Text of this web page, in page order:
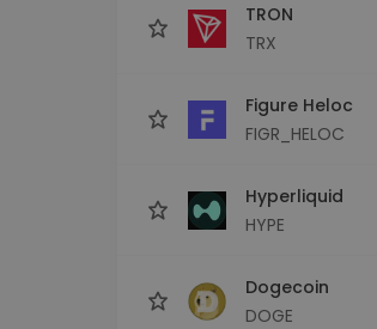
TRON
TRX
Figure Heloc
FIGR_HELOC
Hyperliquid
HYPE
Dogecoin
DOGE